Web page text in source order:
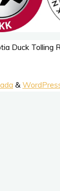
Duck Tolling
&